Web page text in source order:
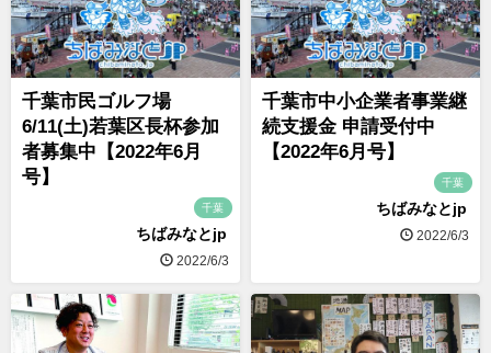
千葉市民ゴルフ場
6/11(土)若葉区長杯参加
者募集中【2022年6月
号】
千葉
ちばみなとjp
2022/6/3
千葉市中小企業者事業継
続支援金 申請受付中
【2022年6月号】
千葉
ちばみなとjp
2022/6/3